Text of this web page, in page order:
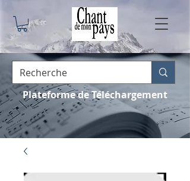
Plateforme de Téléchargement